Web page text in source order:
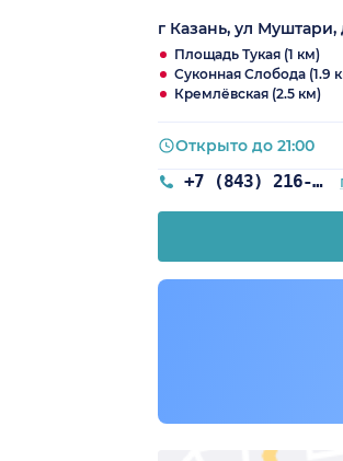
г Казань, ул Муштари,
Площадь Тукая (1 км)
Суконная Слобода (1.9
Кремлёвская (2.5 км)
+7 (843) 216-80-19
Открыто до 21:00